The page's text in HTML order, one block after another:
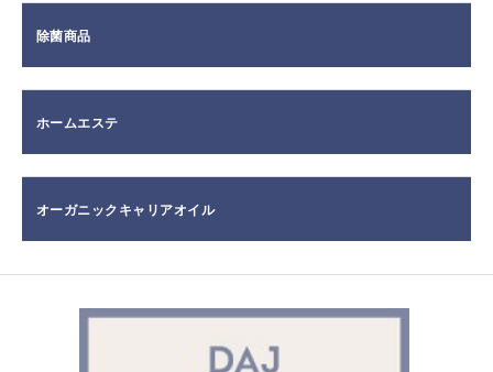
除菌商品
ホームエステ
オーガニックキャリアオイル